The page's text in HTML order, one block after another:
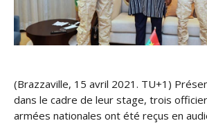
(Brazzaville, 15 avril 2021. TU+1)
dans le cadre de leur stage, trois
armées nationales ont été reçus en